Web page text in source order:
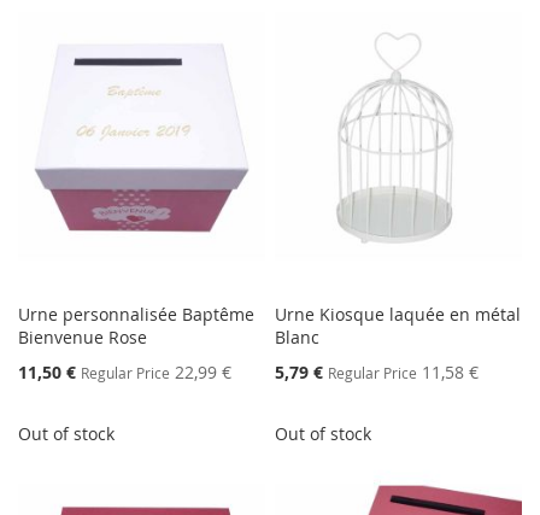
Urne personnalisée Baptême
Bienvenue Rose
Special
11,50 € Regular Price 22,99 €
Out of stock
Urne Kiosque laquée en métal
Blanc
Special
5,79 € Regular Price 11,58 €
Out of stock